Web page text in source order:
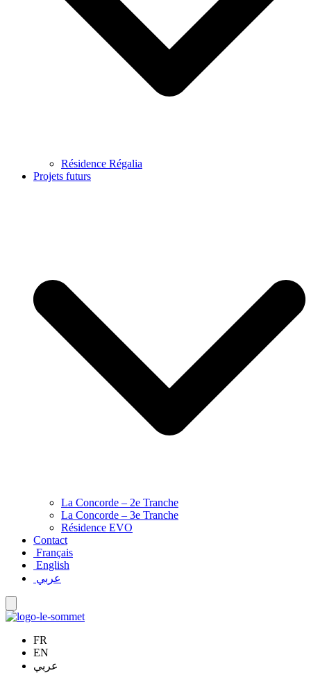
Résidence Régalia
Projets futurs
La Concorde – 2e Tranche
La Concorde – 3e Tranche
Résidence EVO
Contact
Français
English
عربي
FR
EN
عربي